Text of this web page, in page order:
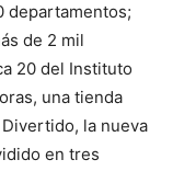
departamentos;
de 2 mil
20 del Instituto
una tienda
la nueva
en tres